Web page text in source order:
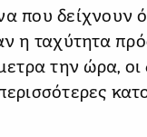
που δείχνουν
η ταχύτητα
την ώρα,